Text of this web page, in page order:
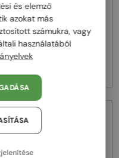
— Napszemüvegek
- 01A - 49
48/72
és elemző
azokat más
számukra, vagy
használatából